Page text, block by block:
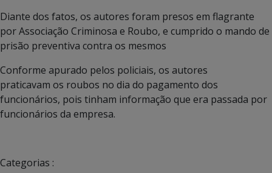
Diante dos fatos, os autores foram presos em flagrante
por Associação Criminosa e Roubo, e cumprido o mando de
prisão preventiva contra os mesmos
Conforme apurado pelos policiais, os autores
praticavam os roubos no dia do pagamento dos
funcionários, pois tinham informação que era passada por
funcionários da empresa.
Categorias :